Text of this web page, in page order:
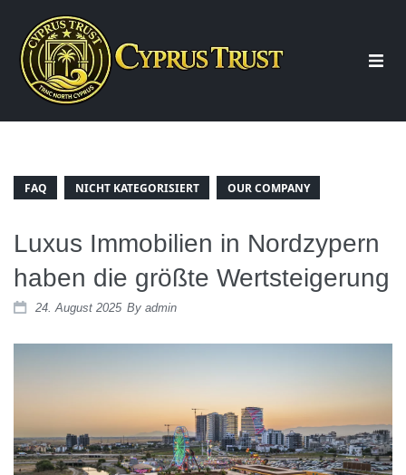
Über uns
Beratung
News
FAQ NICHT KATEGORISIERT OUR COMPANY
Luxus Immobilien in Nordzypern
haben die größte Wertsteigerung
24. August 2025 By admin